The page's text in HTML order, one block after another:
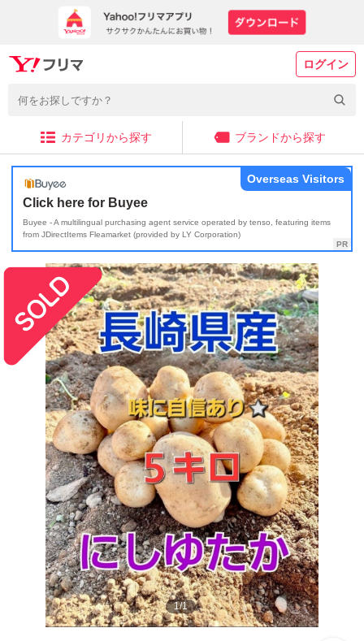
ログイン
カテゴリから探す ブランドから探す
Click here for Buyee
Buyee - A multilingual purchasing agent service operated by tenso, featuring items
from JDirectItems Fleamarket (provided by LY Corporation)
Overseas Visitors
1/1